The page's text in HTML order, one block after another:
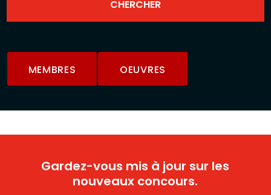
MEMBRES OEUVRES
Gardez-vous mis à jour sur les
nouveaux concours.